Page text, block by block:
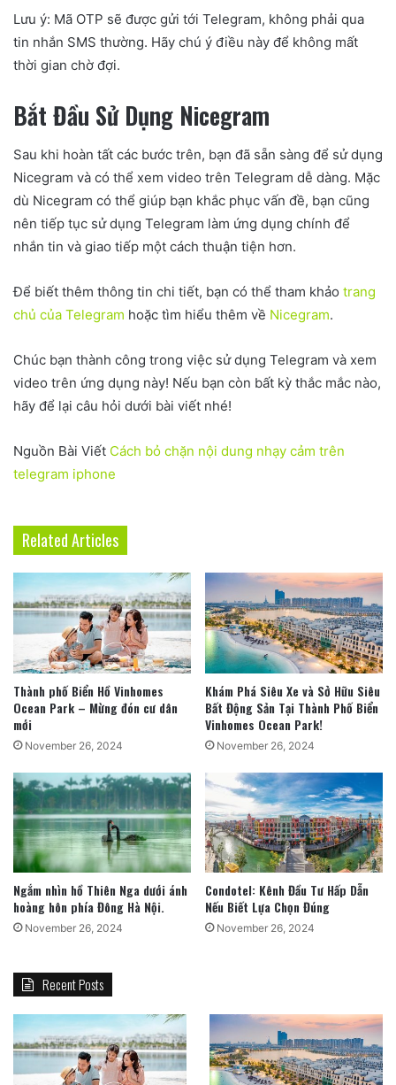
Lưu ý: Mã OTP sẽ được gửi tới Telegram, không phải qua
tin nhắn SMS thường. Hãy chú ý điều này để không mất
thời gian chờ đợi.
Bắt Đầu Sử Dụng Nicegram
Sau khi hoàn tất các bước trên, bạn đã sẵn sàng để sử dụng
Nicegram và có thể xem video trên Telegram dễ dàng. Mặc
dù Nicegram có thể giúp bạn khắc phục vấn đề, bạn cũng
nên tiếp tục sử dụng Telegram làm ứng dụng chính để
nhắn tin và giao tiếp một cách thuận tiện hơn.
Để biết thêm thông tin chi tiết, bạn có thể tham khảo trang
chủ của Telegram hoặc tìm hiểu thêm về Nicegram.
Chúc bạn thành công trong việc sử dụng Telegram và xem
video trên ứng dụng này! Nếu bạn còn bất kỳ thắc mắc nào,
hãy để lại câu hỏi dưới bài viết nhé!
Nguồn Bài Viết Cách bỏ chặn nội dung nhạy cảm trên
telegram iphone
Related Articles
Thành phố Biển Hồ Vinhomes
Ocean Park – Mừng đón cư dân
mới
November 26, 2024
Khám Phá Siêu Xe và Sở Hữu Siêu
Bất Động Sản Tại Thành Phố Biển
Vinhomes Ocean Park!
November 26, 2024
Ngắm nhìn hồ Thiên Nga dưới ánh
hoàng hôn phía Đông Hà Nội.
November 26, 2024
Condotel: Kênh Đầu Tư Hấp Dẫn
Nếu Biết Lựa Chọn Đúng
November 26, 2024
Recent Posts